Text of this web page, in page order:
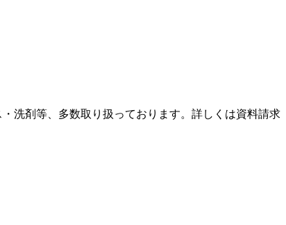
洗剤等、多数取り扱っております。詳しくは資料請求